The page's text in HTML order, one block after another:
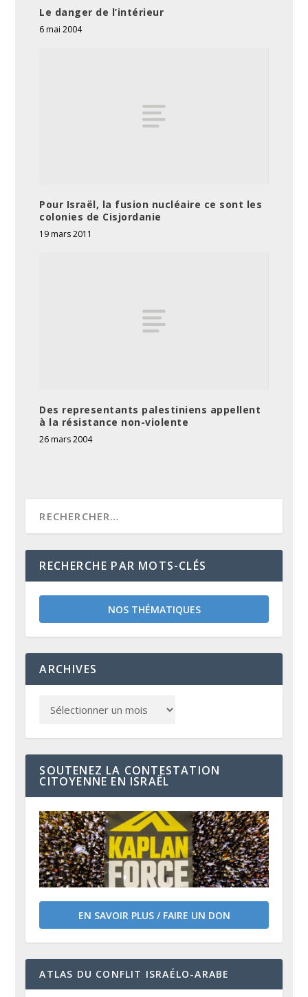
Le danger de l’intérieur
6 mai 2004
Pour Israël, la fusion nucléaire ce sont les
colonies de Cisjordanie
19 mars 2011
Des representants palestiniens appellent
à la résistance non-violente
26 mars 2004
RECHERCHE PAR MOTS-CLÉS
NOS THÉMATIQUES
ARCHIVES
SOUTENEZ LA CONTESTATION
CITOYENNE EN ISRAËL
EN SAVOIR PLUS / FAIRE UN DON
ATLAS DU CONFLIT ISRAÉLO-ARABE